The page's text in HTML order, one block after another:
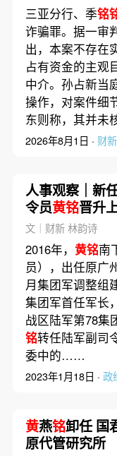
三亚分行、季铭
诈骗罪。据一审
出，本案不存在
占有资金的主观
中介。孙占新当
操作，对案件细
东则称，其并未
2026年8月1日 · 财
人事观察｜新
令员黄铭晋升
文｜财新 林韵诗
2016年， 黄铭南
员），出任原广
月集团军调整组
集团军首任军长
战区陆军第78集
铭转任陆军副司
委中的……
2023年1月18日 · 政
黄燕铭卸任 国
原代管研究所